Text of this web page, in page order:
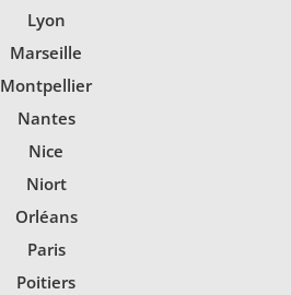
Lyon
Marseille
Montpellier
Nantes
Nice
Niort
Orléans
Paris
Poitiers